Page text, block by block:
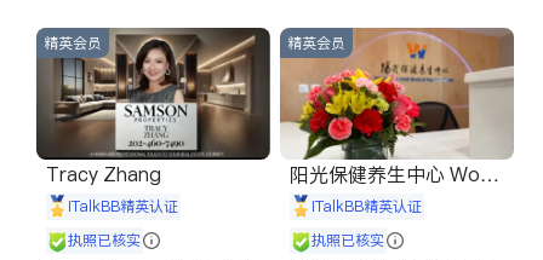
精英会员
Tracy Zhang
iTalkBB精英认证
执照已核实
精英会员
阳光保健养生中心 World
shine
iTalkBB精英认证
执照已核实